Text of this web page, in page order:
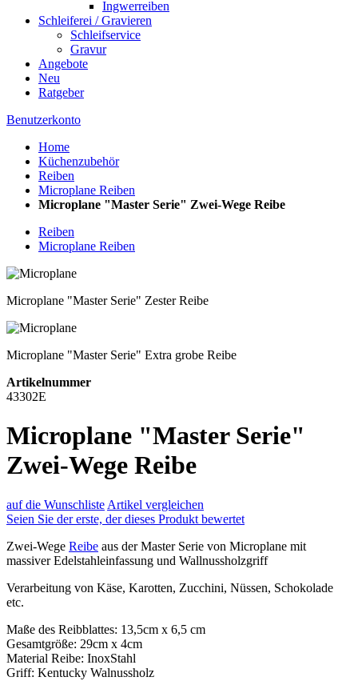
Ingwerreiben
Schleiferei / Gravieren
Schleifservice
Gravur
Angebote
Neu
Ratgeber
Benutzerkonto
Home
Küchenzubehör
Reiben
Microplane Reiben
Microplane "Master Serie" Zwei-Wege Reibe
Reiben
Microplane Reiben
Microplane "Master Serie" Zester Reibe
Microplane "Master Serie" Extra grobe Reibe
Artikelnummer
43302E
Microplane "Master Serie"
Zwei-Wege Reibe
auf die Wunschliste Artikel vergleichen
Seien Sie der erste, der dieses Produkt bewertet
Zwei-Wege Reibe aus der Master Serie von Microplane mit
massiver Edelstahleinfassung und Wallnussholzgriff
Verarbeitung von Käse, Karotten, Zucchini, Nüssen, Schokolade
etc.
Maße des Reibblattes: 13,5cm x 6,5 cm
Gesamtgröße: 29cm x 4cm
Material Reibe: InoxStahl
Griff: Kentucky Walnussholz